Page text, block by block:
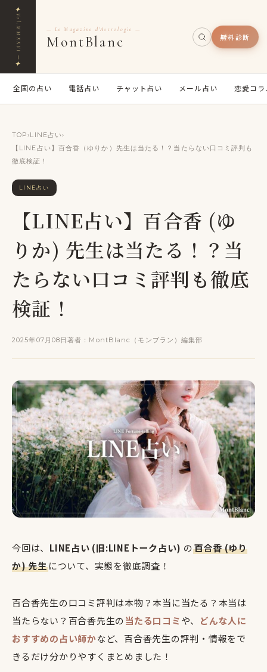
✦
Vol.MMXXVI ─
✦
— Le Magazine d'Astrologie —
MontBlanc 無料診断
全国の占い 電話占い チャット占い メール占い 恋愛コラ
TOP›LINE占い›
【LINE占い】百合香（ゆりか）先生は当たる！？当たらない口コミ評判も
徹底検証！
LINE占い
【LINE占い】百合香 (ゆ
りか) 先生は当たる！？当
たらない口コミ評判も徹底
検証！
2025年07月08日著者：MontBlanc（モンブラン）編集部
今回は、 LINE占い (旧:LINEトーク占い) の百合香 (ゆり
か) 先生について、実態を徹底調査！
百合香先生の口コミ評判は本物？本当に当たる？本当は
当たらない？百合香先生の当たる口コミや、 どんな人に
おすすめの占い師かなど、百合香先生の評判・情報をで
きるだけ分かりやすくまとめました！